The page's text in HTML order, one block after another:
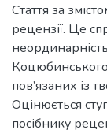
Стаття за
рецензії. Це
пов’язаних із
Оцінюється
посібнику